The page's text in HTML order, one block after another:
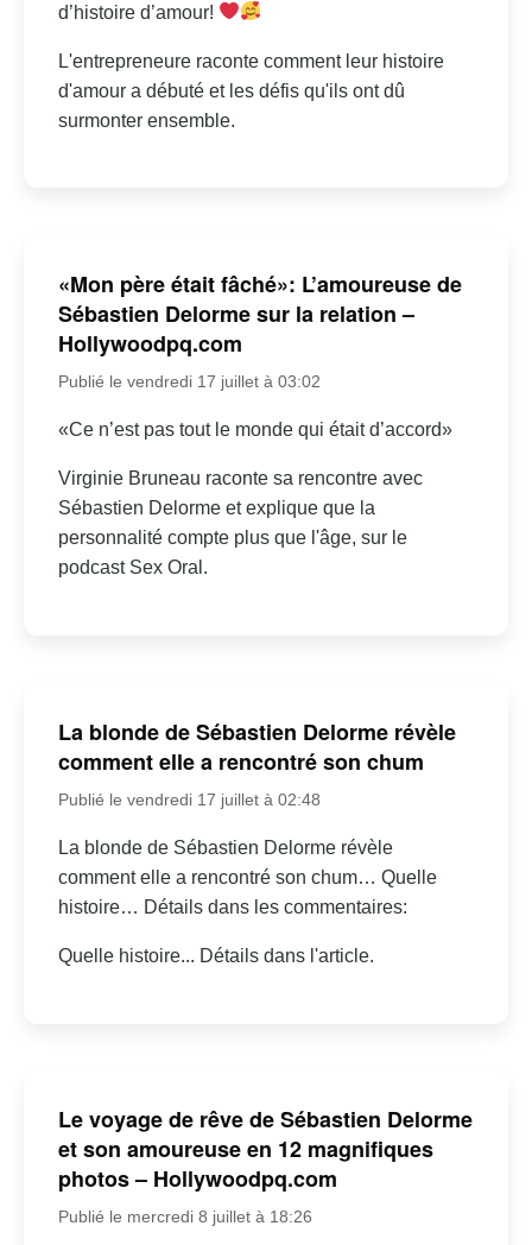
d’histoire d’amour!
L'entrepreneure raconte comment leur histoire
d'amour a débuté et les défis qu'ils ont dû
surmonter ensemble.
«Mon père était fâché»: L’amoureuse de
Sébastien Delorme sur la relation –
Hollywoodpq.com
Publié le vendredi 17 juillet à 03:02
«Ce n’est pas tout le monde qui était d’accord»
Virginie Bruneau raconte sa rencontre avec
Sébastien Delorme et explique que la
personnalité compte plus que l'âge, sur le
podcast Sex Oral.
La blonde de Sébastien Delorme révèle
comment elle a rencontré son chum
Publié le vendredi 17 juillet à 02:48
La blonde de Sébastien Delorme révèle
comment elle a rencontré son chum… Quelle
histoire… Détails dans les commentaires:
Quelle histoire... Détails dans l'article.
Le voyage de rêve de Sébastien Delorme
et son amoureuse en 12 magnifiques
photos – Hollywoodpq.com
Publié le mercredi 8 juillet à 18:26